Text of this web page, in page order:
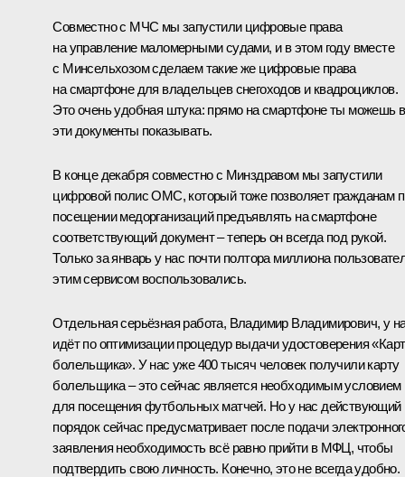
Совместно с МЧС мы запустили цифровые права
на управление маломерными судами, и в этом году вместе
с Минсельхозом сделаем такие же цифровые права
на смартфоне для владельцев снегоходов и квадроциклов.
Это очень удобная штука: прямо на смартфоне ты можешь
эти документы показывать.
В конце декабря совместно с Минздравом мы запустили
цифровой полис ОМС, который тоже позволяет гражданам
посещении медорганизаций предъявлять на смартфоне
соответствующий документ – теперь он всегда под рукой.
Только за январь у нас почти полтора миллиона
этим сервисом воспользовались.
Отдельная серьёзная работа, Владимир Владимирович, у
идёт по оптимизации процедур выдачи удостоверения
болельщика». У нас уже 400 тысяч человек получили карту
болельщика – это сейчас является необходимым условием
для посещения футбольных матчей. Но у нас действующий
порядок сейчас предусматривает после подачи
заявления необходимость всё равно прийти в МФЦ, чтобы
подтвердить свою личность. Конечно, это не всегда удобно.